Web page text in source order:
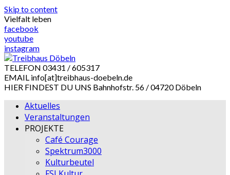
Skip to content
Vielfalt leben
facebook
youtube
instagram
TELEFON 03431 / 605317
EMAIL info[at]treibhaus-doebeln.de
HIER FINDEST DU UNS Bahnhofstr. 56 / 04720 Döbeln
Aktuelles
Veranstaltungen
PROJEKTE
Café Courage
Spektrum3000
Kulturbeutel